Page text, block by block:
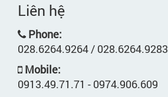
Liên hệ
Phone:
028.6264.9264 / 028.6264.9283
Mobile:
0913.49.71.71 - 0974.906.609